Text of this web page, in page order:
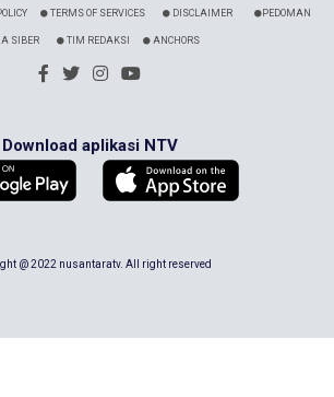
TERMS OF SERVICES DISCLAIMER PEDOMAN
SIBER TIM REDAKSI ANCHORS
Download aplikasi NTV
@ 2022 nusantaratv. All right reserved